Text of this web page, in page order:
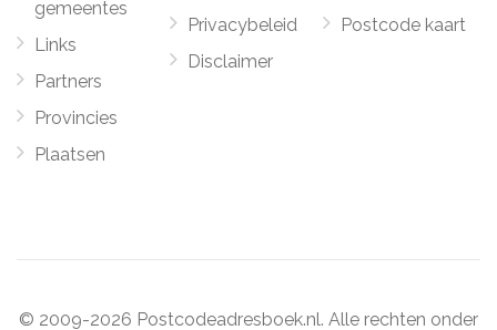
gemeentes
Links
Partners
Provincies
Plaatsen
Privacybeleid
Disclaimer
Postcode kaart
© 2009-2026 Postcodeadresboek.nl. Alle rechten onder